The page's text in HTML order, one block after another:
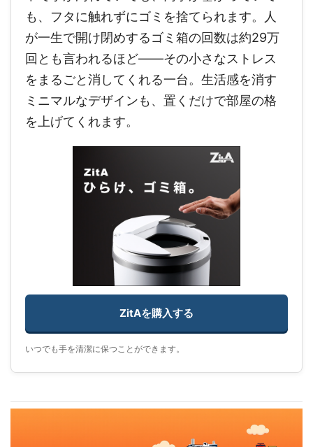
も、フタに触れずにゴミを捨てられます。人
が一生で開け閉めするゴミ箱の回数は約29万
回とも言われるほど——その小さなストレス
をまるごと消してくれる一台。生活感を消す
ミニマルなデザインも、置くだけで部屋の格
を上げてくれます。
ZitAを購入する
いつでも手を清潔に保つことができます。